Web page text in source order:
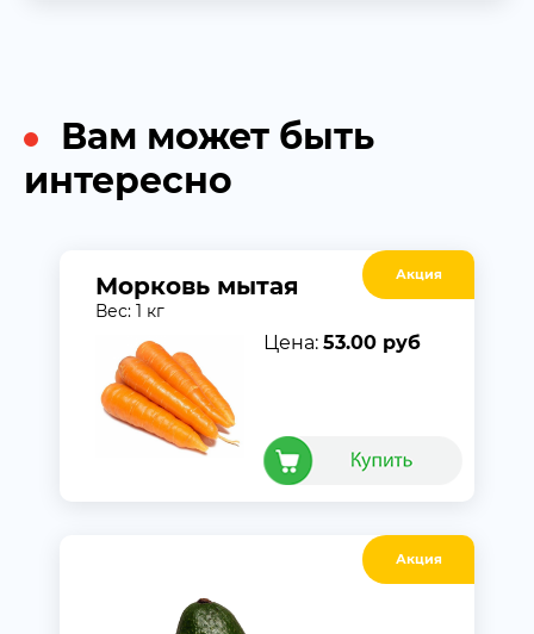
Вам может быть
интересно
Акция
Морковь мытая
Вес: 1 кг
Цена: 53.00 руб
Акция